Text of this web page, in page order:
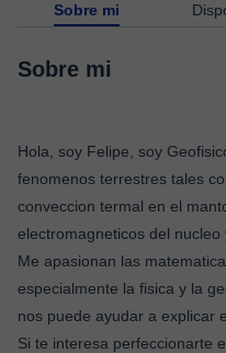
Sobre mi
Sobre mi
Hola, soy Felipe, soy
fenomenos terrestres tales
conveccion termal en el
electromagneticos del nucleo
Me apasionan las
especialmente la fisica y la
nos puede ayudar a explicar
Si te interesa perfeccionarte